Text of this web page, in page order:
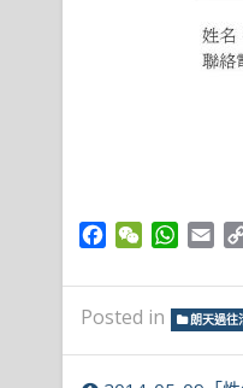
Facebook
WeChat
Posted in 朗天過往